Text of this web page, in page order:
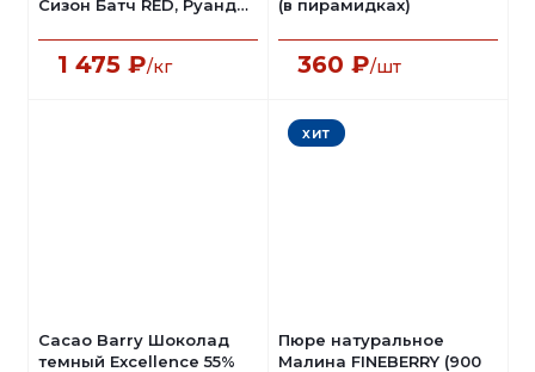
Сизон Батч RED, Руанда,
1 475 ₽/кг
(в пирамидках)
360 ₽/шт
Cacao Barry Шоколад
темный Excellence 55%
хит
Пюре натуральное
Малина FINEBERRY (900